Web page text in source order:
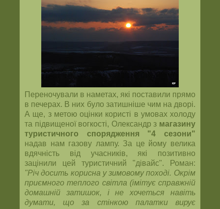
Переночували в наметах, які поставили прямо
в печерах. В них було затишніше чим на дворі.
А ще, з метою оцінки користі в умовах холоду
та підвищеної вогкості, Олександр з магазину
туристичного спорядження "4 сезони"
надав нам газову лампу. За це йому велика
вдячність від учасників, які позитивно
зацінили цей туристичний "дівайс". Роман:
"Річ досить корисна у зимовому поході. Окрім
приємного теплого світла (імітує справжній
домашній затишок, і не хочеться навіть
думати, що за стінкою палатки вирує